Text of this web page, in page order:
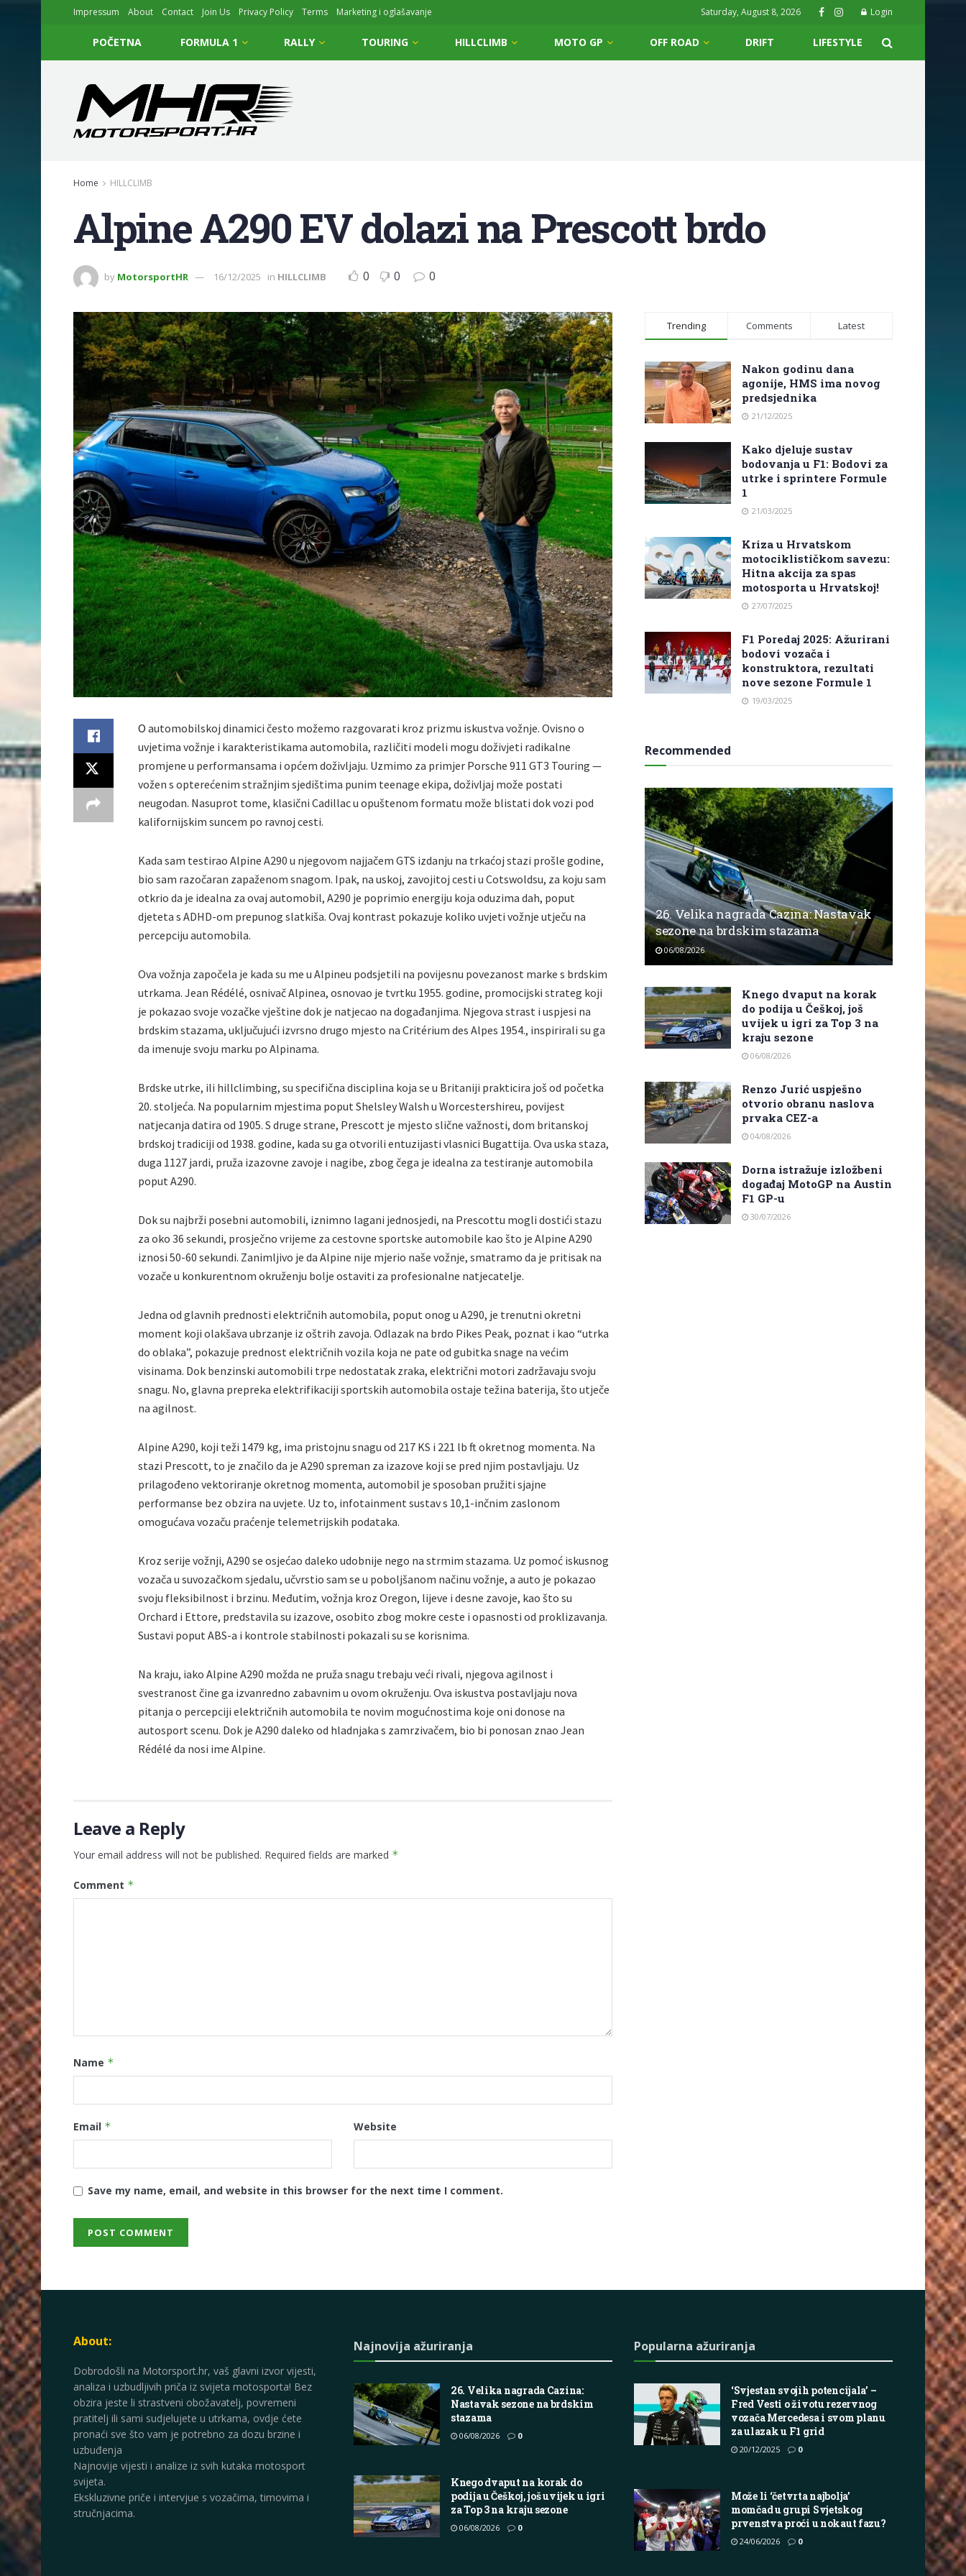
Impressum About Contact Join Us Privacy Policy Terms Marketing i oglašavanje Saturday, August 8, 2026 Login
POČETNA FORMULA 1 RALLY TOURING HILLCLIMB MOTO GP OFF ROAD DRIFT LIFESTYLE
Home HILLCLIMB
Alpine A290 EV dolazi na Prescott brdo
by MotorsportHR 16/12/2025 in HILLCLIMB 0 0 0
O automobilskoj dinamici često možemo razgovarati kroz prizmu iskustva vožnje. Ovisno o
uvjetima vožnje i karakteristikama automobila, različiti modeli mogu doživjeti radikalne
promjene u performansama i općem doživljaju. Uzmimo za primjer Porsche 911 GT3 Touring —
vožen s opterećenim stražnjim sjedištima punim teenage ekipa, doživljaj može postati
neugodan. Nasuprot tome, klasični Cadillac u opuštenom formatu može blistati dok vozi pod
kalifornijskim suncem po ravnoj cesti.
Kada sam testirao Alpine A290 u njegovom najjačem GTS izdanju na trkaćoj stazi prošle godine,
bio sam razočaran zapaženom snagom. Ipak, na uskoj, zavojitoj cesti u Cotswoldsu, za koju sam
otkrio da je idealna za ovaj automobil, A290 je poprimio energiju koja oduzima dah, poput
djeteta s ADHD-om prepunog slatkiša. Ovaj kontrast pokazuje koliko uvjeti vožnje utječu na
percepciju automobila.
Ova vožnja započela je kada su me u Alpineu podsjetili na povijesnu povezanost marke s brdskim
utrkama. Jean Rédélé, osnivač Alpinea, osnovao je tvrtku 1955. godine, promocijski strateg koji
je pokazao svoje vozačke vještine dok je natjecao na događanjima. Njegova strast i uspjesi na
brdskim stazama, uključujući izvrsno drugo mjesto na Critérium des Alpes 1954., inspirirali su ga
da imenuje svoju marku po Alpinama.
Brdske utrke, ili hillclimbing, su specifična disciplina koja se u Britaniji prakticira još od početka
20. stoljeća. Na popularnim mjestima poput Shelsley Walsh u Worcestershireu, povijest
natjecanja datira od 1905. S druge strane, Prescott je mjesto slične važnosti, dom britanskoj
brdskoj tradiciji od 1938. godine, kada su ga otvorili entuzijasti vlasnici Bugattija. Ova uska staza,
duga 1127 jardi, pruža izazovne zavoje i nagibe, zbog čega je idealna za testiranje automobila
poput A290.
Dok su najbrži posebni automobili, iznimno lagani jednosjedi, na Prescottu mogli dostići stazu
za oko 36 sekundi, prosječno vrijeme za cestovne sportske automobile kao što je Alpine A290
iznosi 50-60 sekundi. Zanimljivo je da Alpine nije mjerio naše vožnje, smatramo da je pritisak na
vozače u konkurentnom okruženju bolje ostaviti za profesionalne natjecatelje.
Jedna od glavnih prednosti električnih automobila, poput onog u A290, je trenutni okretni
moment koji olakšava ubrzanje iz oštrih zavoja. Odlazak na brdo Pikes Peak, poznat i kao “utrka
do oblaka”, pokazuje prednost električnih vozila koja ne pate od gubitka snage na većim
visinama. Dok benzinski automobili trpe nedostatak zraka, električni motori zadržavaju svoju
snagu. No, glavna prepreka elektrifikaciji sportskih automobila ostaje težina baterija, što utječe
na agilnost.
Alpine A290, koji teži 1479 kg, ima pristojnu snagu od 217 KS i 221 lb ft okretnog momenta. Na
stazi Prescott, to je značilo da je A290 spreman za izazove koji se pred njim postavljaju. Uz
prilagođeno vektoriranje okretnog momenta, automobil je sposoban pružiti sjajne
performanse bez obzira na uvjete. Uz to, infotainment sustav s 10,1-inčnim zaslonom
omogućava vozaču praćenje telemetrijskih podataka.
Kroz serije vožnji, A290 se osjećao daleko udobnije nego na strmim stazama. Uz pomoć iskusnog
vozača u suvozačkom sjedalu, učvrstio sam se u poboljšanom načinu vožnje, a auto je pokazao
svoju fleksibilnost i brzinu. Međutim, vožnja kroz Oregon, lijeve i desne zavoje, kao što su
Orchard i Ettore, predstavila su izazove, osobito zbog mokre ceste i opasnosti od proklizavanja.
Sustavi poput ABS-a i kontrole stabilnosti pokazali su se korisnima.
Na kraju, iako Alpine A290 možda ne pruža snagu trebaju veći rivali, njegova agilnost i
svestranost čine ga izvanredno zabavnim u ovom okruženju. Ova iskustva postavljaju nova
pitanja o percepciji električnih automobila te novim mogućnostima koje oni donose na
autosport scenu. Dok je A290 daleko od hladnjaka s zamrzivačem, bio bi ponosan znao Jean
Rédélé da nosi ime Alpine.
Leave a Reply
Your email address will not be published. Required fields are marked *
Comment *
Name *
Email * Website
Save my name, email, and website in this browser for the next time I comment.
Trending Comments Latest
Nakon godinu dana
agonije, HMS ima novog
predsjednika
21/12/2025
Kako djeluje sustav
bodovanja u F1: Bodovi za
utrke i sprintere Formule
1
21/03/2025
Kriza u Hrvatskom
motociklističkom savezu:
Hitna akcija za spas
motosporta u Hrvatskoj!
27/07/2025
F1 Poredaj 2025: Ažurirani
bodovi vozača i
konstruktora, rezultati
nove sezone Formule 1
19/03/2025
Recommended
26. Velika nagrada Cazina: Nastavak
sezone na brdskim stazama
06/08/2026
Knego dvaput na korak
do podija u Češkoj, još
uvijek u igri za Top 3 na
kraju sezone
06/08/2026
Renzo Jurić uspješno
otvorio obranu naslova
prvaka CEZ-a
04/08/2026
Dorna istražuje izložbeni
događaj MotoGP na Austin
F1 GP-u
30/07/2026
About:
Dobrodošli na Motorsport.hr, vaš glavni izvor vijesti,
analiza i uzbudljivih priča iz svijeta motosporta! Bez
obzira jeste li strastveni obožavatelj, povremeni
pratitelj ili sami sudjelujete u utrkama, ovdje ćete
pronaći sve što vam je potrebno za dozu brzine i
uzbuđenja
Najnovije vijesti i analize iz svih kutaka motosport
svijeta.
Ekskluzivne priče i intervjue s vozačima, timovima i
stručnjacima.
Najnovija ažuriranja
26. Velika nagrada Cazina:
Nastavak sezone na brdskim
stazama
06/08/2026 0
Knego dvaput na korak do
podija u Češkoj, još uvijek u igri
za Top 3 na kraju sezone
06/08/2026 0
Popularna ažuriranja
‘Svjestan svojih potencijala’ –
Fred Vesti o životu rezervnog
vozača Mercedesa i svom planu
za ulazak u F1 grid
20/12/2025 0
Može li ‘četvrta najbolja’
momčad u grupi Svjetskog
prvenstva proći u nokaut fazu?
24/06/2026 0